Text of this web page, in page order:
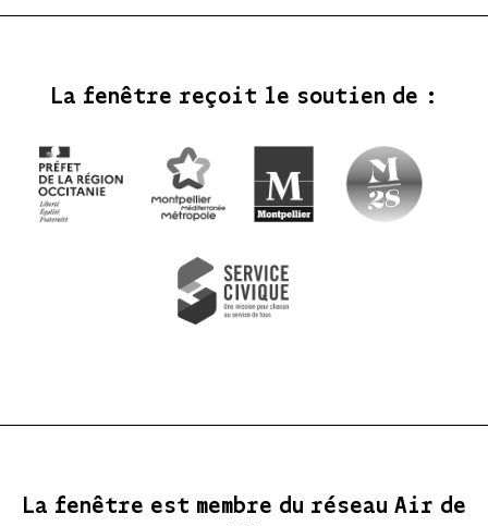
La fenêtre reçoit le soutien de :
La fenêtre est membre du réseau Air de